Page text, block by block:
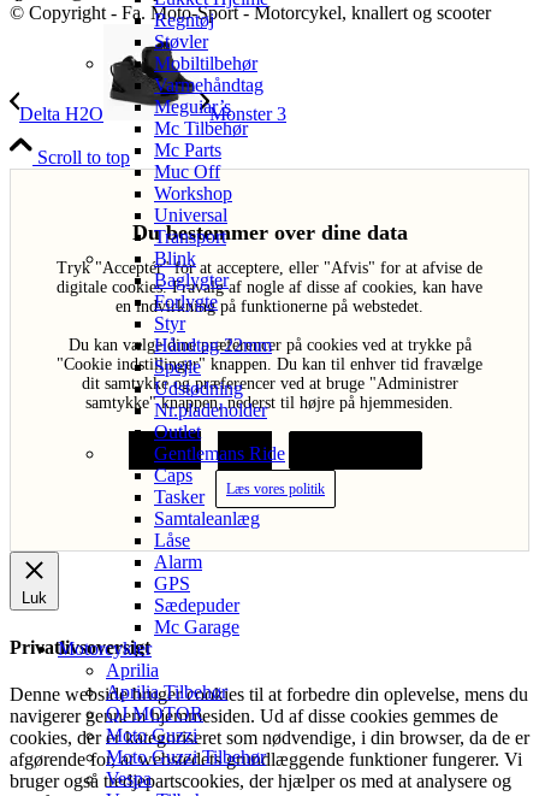
Regntøj
Støvler
Mobiltilbehør
Varmehåndtag
Meguiar’s
Mc Tilbehør
Mc Parts
Muc Off
Workshop
Universal
Transport
Blink
Baglygter
Forlygte
Styr
Håndtag 22mm
Spejle
Udstødning
Nr.pladeholder
Outlet
Gentlemans Ride
Caps
Tasker
Samtaleanlæg
Låse
Alarm
GPS
Sædepuder
Mc Garage
Motorcykler
Aprilia
Aprilia Tilbehør
QJ MOTOR
Moto Guzzi
Moto Guzzi Tilbehør
Vespa
© Copyright - Fa. Moto-Sport - Motorcykel, knallert og scooter
Delta H2O Monster 3
Scroll to top
Du bestemmer over dine data
Tryk "Acceptér" for at acceptere, eller "Afvis" for at afvise de
digitale cookies. Fravalg af nogle af disse af cookies, kan have
en indvirkning på funktionerne på webstedet.
Du kan vælge dine præferencer på cookies ved at trykke på
"Cookie indstillinger" knappen. Du kan til enhver tid fravælge
dit samtykke og præferencer ved at bruge "Administrer
samtykke" knappen, nederst til højre på hjemmesiden.
Acceptér Afvis
Læs vores politik
Luk
Privatlivsoversigt
Denne webside bruger cookies til at forbedre din oplevelse, mens du
navigerer gennem hjemmesiden. Ud af disse cookies gemmes de
cookies, der er kategoriseret som nødvendige, i din browser, da de er
afgørende for, at webstedets grundlæggende funktioner fungerer. Vi
bruger også tredjepartscookies, der hjælper os med at analysere og